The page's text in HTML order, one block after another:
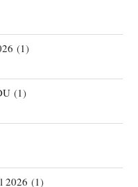
(1)
(1)
2026 (1)